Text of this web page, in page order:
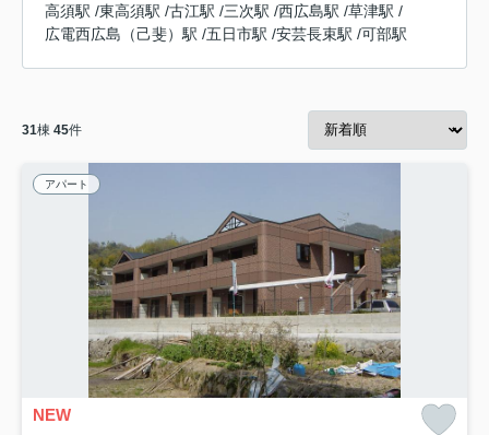
高須駅 /東高須駅 /古江駅 /三次駅 /西広島駅 /草津駅 /
広電西広島（己斐）駅 /五日市駅 /安芸長束駅 /可部駅
31棟 45件
アパート
NEW